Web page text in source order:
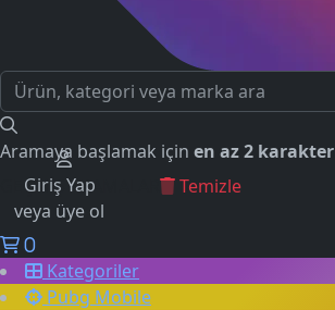
Aramaya başlamak için en az 2 karakter
GEÇMİŞ ARAMALAR
Temizle
Giriş Yap
veya üye ol
0
Kategoriler
Pubg Mobile